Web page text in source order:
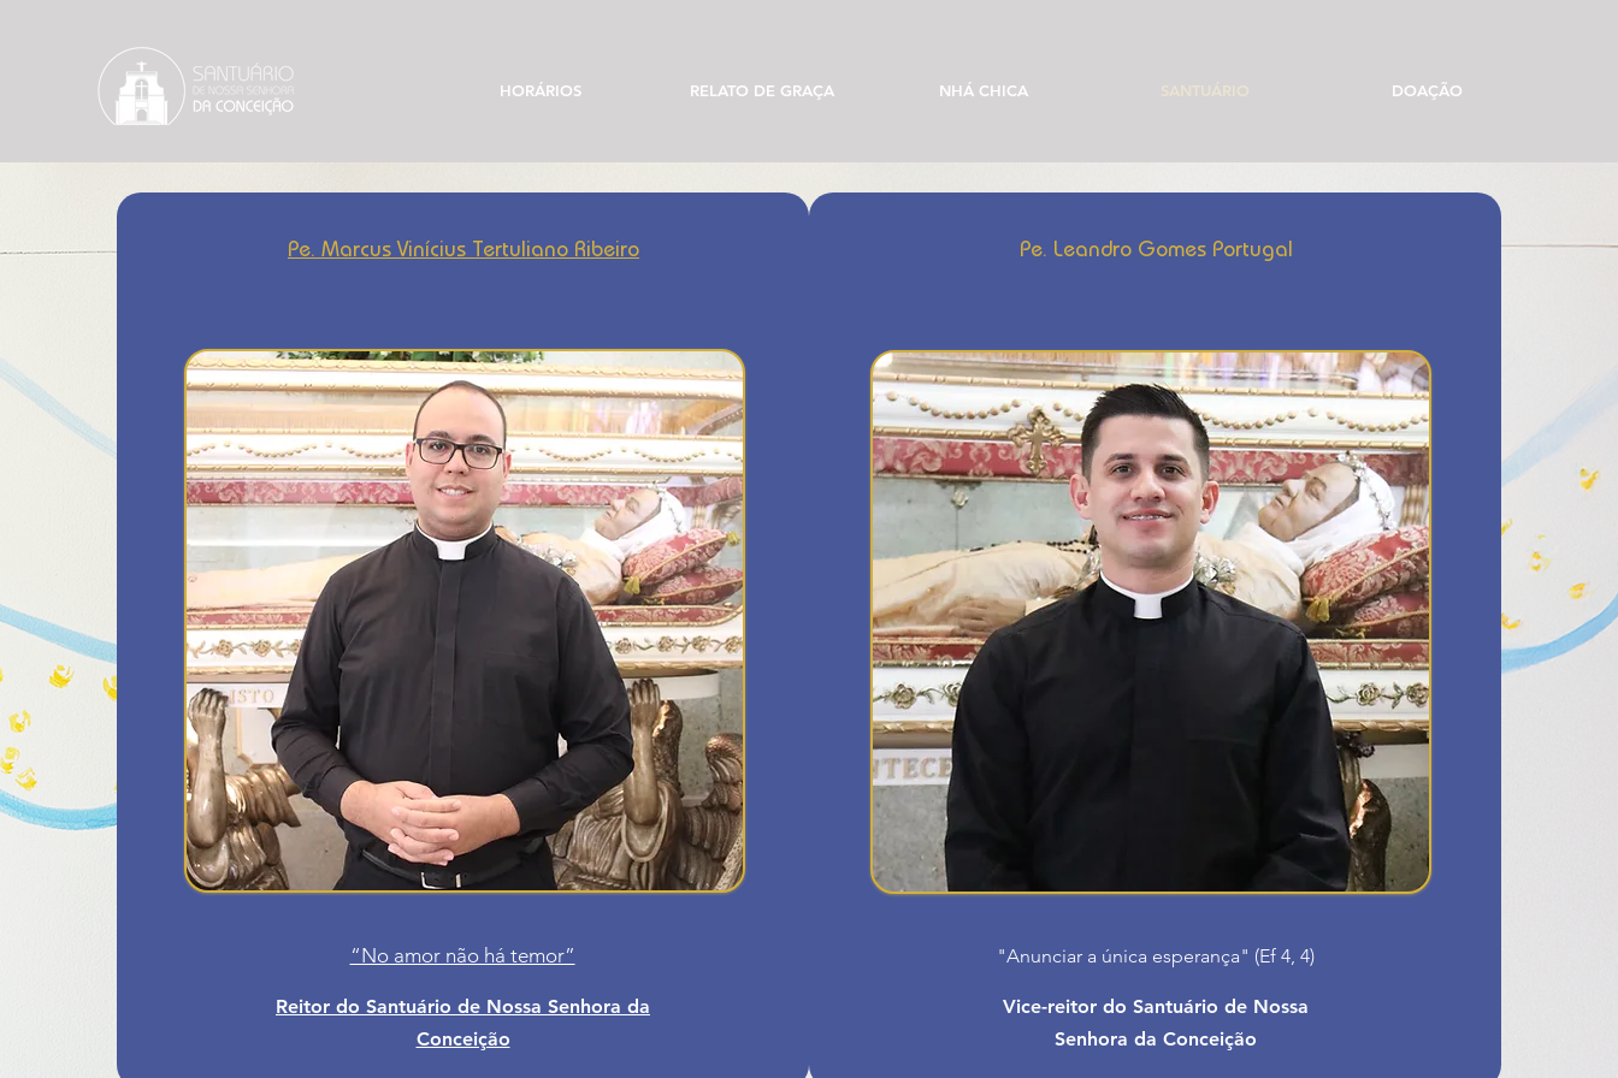
HORÁRIOS RELATO DE GRAÇA NHÁ CHICA DOAÇÃO
Pe. Marcus Vinícius Tertuliano Ribeiro
“No amor não há temor”
Reitor do Santuário de Nossa Senhora da
Conceição
Pe. Leandro Gomes Portugal
"Anunciar a única esperança" (Ef 4, 4)
Vice-reitor do Santuário de Nossa
Senhora da Conceição